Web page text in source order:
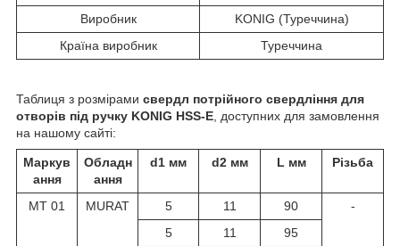
Виробник
KONIG (Туреччина)
Країна виробник
Туреччина
Таблиця з розмірами свердл потрійного свердління для
отворів під ручку KONIG HSS-E , доступних для замовлення
на нашому сайті:
Маркув
ання
Обладн
ання
d1 мм d2мм L мм Різьба
MT 01 MURAT 5 11 90
-
5
11
95